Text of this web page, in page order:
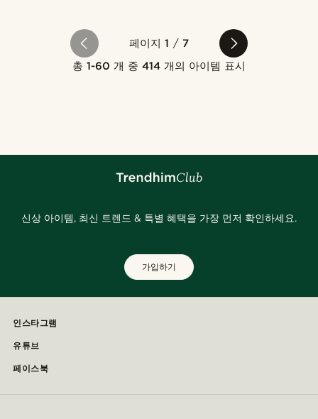
페이지1 / 7
총 1-60 개 중414 개의 아이템 표시
신상 아이템, 최신 트렌드 & 특별 혜택을 가장 먼저 확인하세요.
가입하기
인스타그램
유튜브
페이스북